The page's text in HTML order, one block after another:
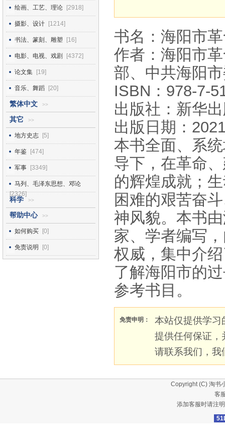
绘画、工艺、理论 [2918]
摄影、设计 [1214]
书法、篆刻、雕塑 [16]
电影、电视、戏剧 [4372]
论文集 [19]
音乐、舞蹈 [20]
繁体中文 >>
其它 >>
地方史志 [5]
年鉴 [474]
军事 [3349]
马列、毛泽东思想、邓论
[2326]
科学 >>
帮助中心 >>
如何购买 [0]
免责说明 [0]
书名：海阳市
作者：海阳市
部、中共海阳
ISBN：978-7-
出版社：新华
出版日期：
本书全面、系
导下，在革命
的辉煌成就；
困难的艰苦奋
神风貌。本书
家、学者编写
权威，集中介
了解海阳市的
参考书目。
免责申明：
本站仅提供学习
提供任何保证，
请联系我们，我
Copyright (C) 淘书
客
添加客服时请注